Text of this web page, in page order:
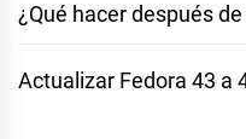
¿Qué hacer después
Actualizar Fedora 43 a